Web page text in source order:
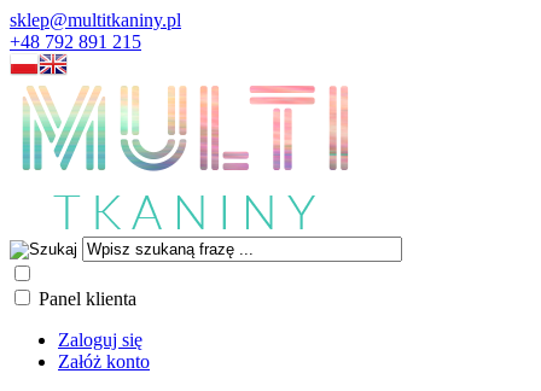
sklep@multitkaniny.pl
+48 792 891 215
Panel klienta
Zaloguj się
Załóż konto